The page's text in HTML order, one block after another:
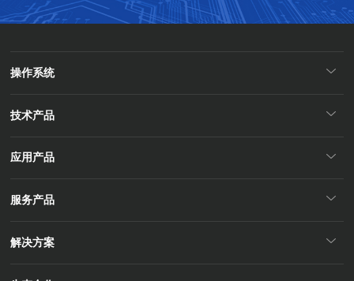
操作系统
技术产品
应用产品
服务产品
解决方案